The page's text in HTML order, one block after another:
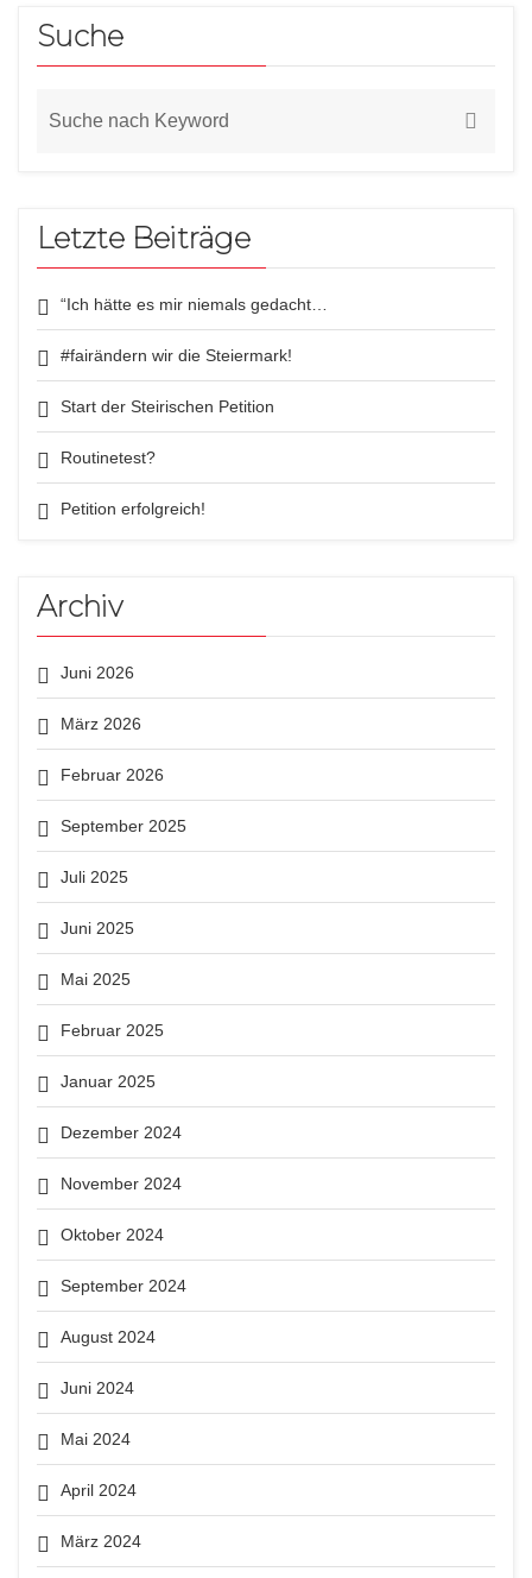
Suche
Letzte Beiträge
“Ich hätte es mir niemals gedacht…
#fairändern wir die Steiermark!
Start der Steirischen Petition
Routinetest?
Petition erfolgreich!
Archiv
Juni 2026
März 2026
Februar 2026
September 2025
Juli 2025
Juni 2025
Mai 2025
Februar 2025
Januar 2025
Dezember 2024
November 2024
Oktober 2024
September 2024
August 2024
Juni 2024
Mai 2024
April 2024
März 2024